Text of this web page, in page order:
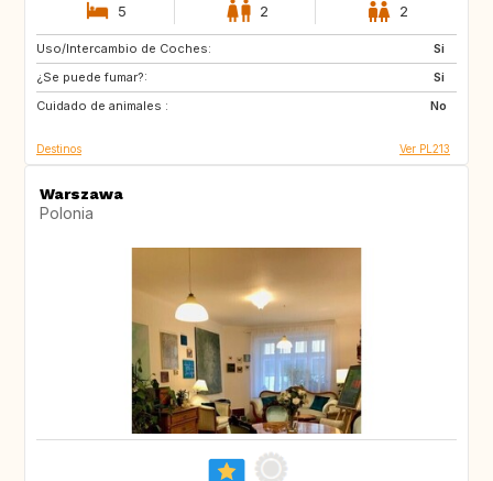
5 2 2
Uso/Intercambio de Coches:
Si
¿Se puede fumar?:
Si
Cuidado de animales :
No
IT
GR
PL
Destinos Ver PL213
Warszawa
Polonia